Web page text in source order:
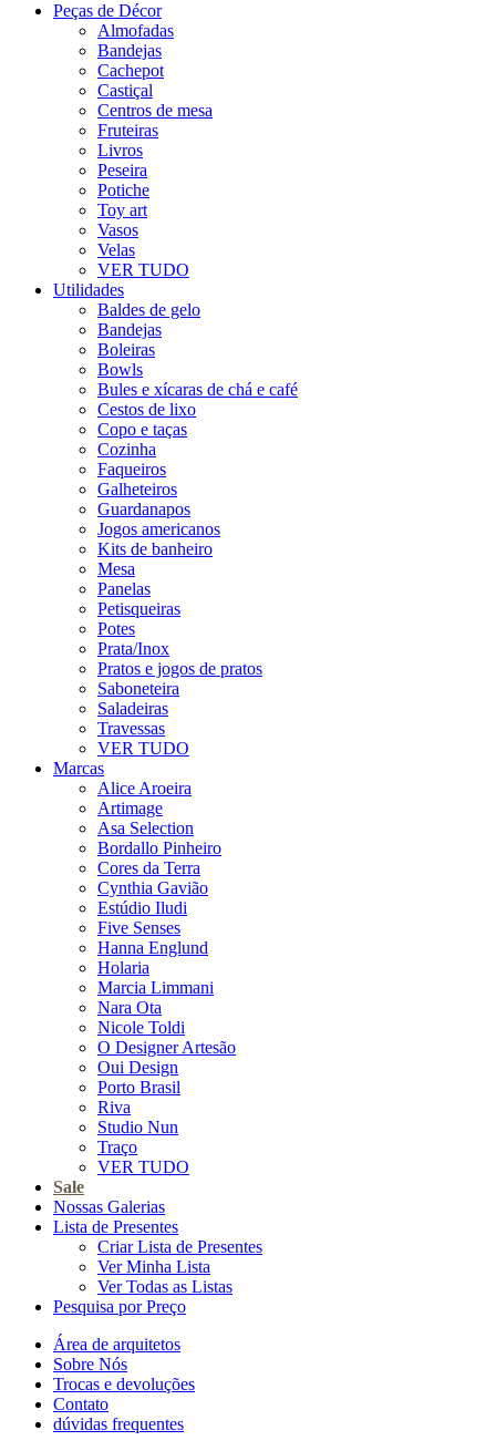
Peças de Décor
Almofadas
Bandejas
Cachepot
Castiçal
Centros de mesa
Fruteiras
Livros
Peseira
Potiche
Toy art
Vasos
Velas
VER TUDO
Utilidades
Baldes de gelo
Bandejas
Boleiras
Bowls
Bules e xícaras de chá e café
Cestos de lixo
Copo e taças
Cozinha
Faqueiros
Galheteiros
Guardanapos
Jogos americanos
Kits de banheiro
Mesa
Panelas
Petisqueiras
Potes
Prata/Inox
Pratos e jogos de pratos
Saboneteira
Saladeiras
Travessas
VER TUDO
Marcas
Alice Aroeira
Artimage
Asa Selection
Bordallo Pinheiro
Cores da Terra
Cynthia Gavião
Estúdio Iludi
Five Senses
Hanna Englund
Holaria
Marcia Limmani
Nara Ota
Nicole Toldi
O Designer Artesão
Oui Design
Porto Brasil
Riva
Studio Nun
Traço
VER TUDO
Sale
Nossas Galerias
Lista de Presentes
Criar Lista de Presentes
Ver Minha Lista
Ver Todas as Listas
Pesquisa por Preço
Área de arquitetos
Sobre Nós
Trocas e devoluções
Contato
dúvidas frequentes